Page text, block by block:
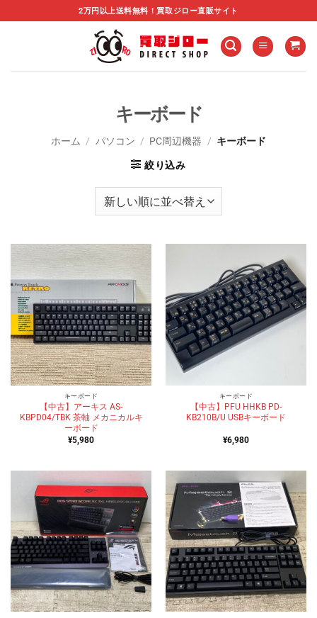
to
2万円以上送料無料！買取ジロー直販サイト
キーボード
ホーム / パソコン / PC周辺機器 / キーボード
絞り込み
キーボード
【中古】アーキス AS-
KBPD04/TBK 茶軸 メカニカルキ
ーボード
¥5,980
キーボード
【中古】PFU HHKB PD-
KB210B/U USBキーボード
¥6,980